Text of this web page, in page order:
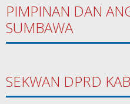
PIMPINAN DAN
SUMBAWA
SEKWAN DPRD